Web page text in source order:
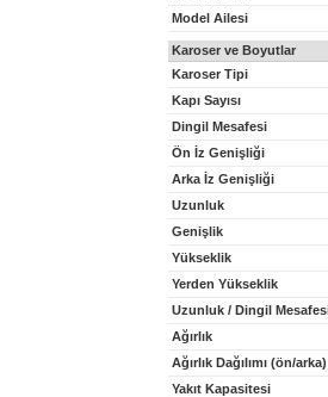
Model Ailesi
Karoser ve Boyutlar
Karoser Tipi
Kapı Sayısı
Dingil Mesafesi
Ön İz Genişliği
Arka İz Genişliği
Uzunluk
Genişlik
Yükseklik
Yerden Yükseklik
Uzunluk / Dingil
Ağırlık
Ağırlık Dağılımı (ön/arka)
Yakıt Kapasitesi